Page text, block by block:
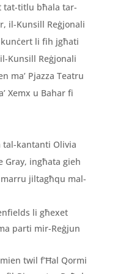
tat-titlu bħala tar-
il-Kunsill Reġjonali
li fih jgħati
Kunsill Reġjonali
ma’ Pjazza Teatru
Xemx u Bahar fi
tal-kantanti Olivia
Gray, ingħata gieh
jiltagħqu mal-
li għexet
parti mir-Reġjun
twil f’Ħal Qormi